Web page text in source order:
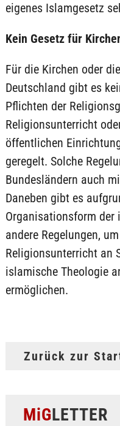
eigenes Islamgesetz
Kein Gesetz für
Für die Kirchen oder
Deutschland gibt es
Pflichten der
Religionsunterricht
öffentlichen
geregelt. Solche
Bundesländern auch
Daneben gibt es
Organisationsform der
andere Regelungen,
Religionsunterricht an
islamische Theologie
ermöglichen.
Zurück zur
MiGLETTER